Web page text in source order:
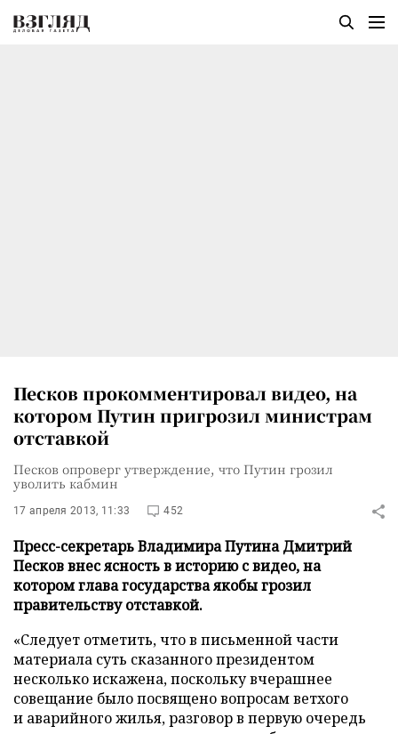
Песков прокомментировал видео, на
котором Путин пригрозил министрам
отставкой
Песков опроверг утверждение, что Путин грозил
уволить кабмин
17 апреля 2013, 11:33 452
Пресс-секретарь Владимира Путина Дмитрий
Песков внес ясность в историю с видео, на
котором глава государства якобы грозил
правительству отставкой.
«Следует отметить, что в письменной части
материала суть сказанного президентом
несколько искажена, поскольку вчерашнее
совещание было посвящено вопросам ветхого
и аварийного жилья, разговор в первую очередь